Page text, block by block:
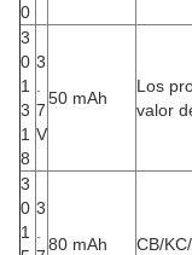
0
3
0
1
3
1
8
3
.
7
V
50 mAh
Los
valor
3
0
1
3
.
80 mAh CB/